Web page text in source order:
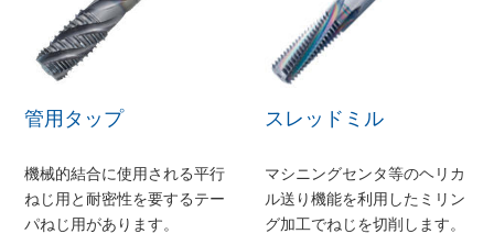
管用タップ
機械的結合に使用される平行
ねじ用と耐密性を要するテー
パねじ用があります。
スレッドミル
マシニングセンタ等のヘリカ
ル送り機能を利用したミリン
グ加工でねじを切削します。